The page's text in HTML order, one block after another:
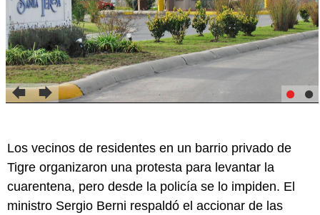
Los vecinos de residentes en un barrio privado de
Tigre organizaron una protesta para levantar la
cuarentena, pero desde la policía se lo impiden. El
ministro Sergio Berni respaldó el accionar de las